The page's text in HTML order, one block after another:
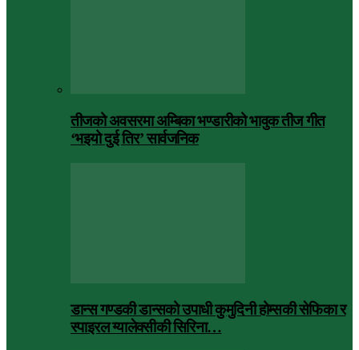
तीजको अवसरमा अम्बिका भण्डारीको भावुक तीज गीत
‘भइयो दुई तिर’ सार्वजनिक
डान्स गण्डकी डान्सको उपाधी कुमुदिनी होम्सकी सेफिका र
स्पाइरल ग्यालेक्सीकी सिरिना…